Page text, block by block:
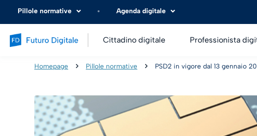
Pillole normative Agenda digitale
Cittadino digitale Professionista
Homepage Pillole normative PSD2 in vigore dal 13 gennaio